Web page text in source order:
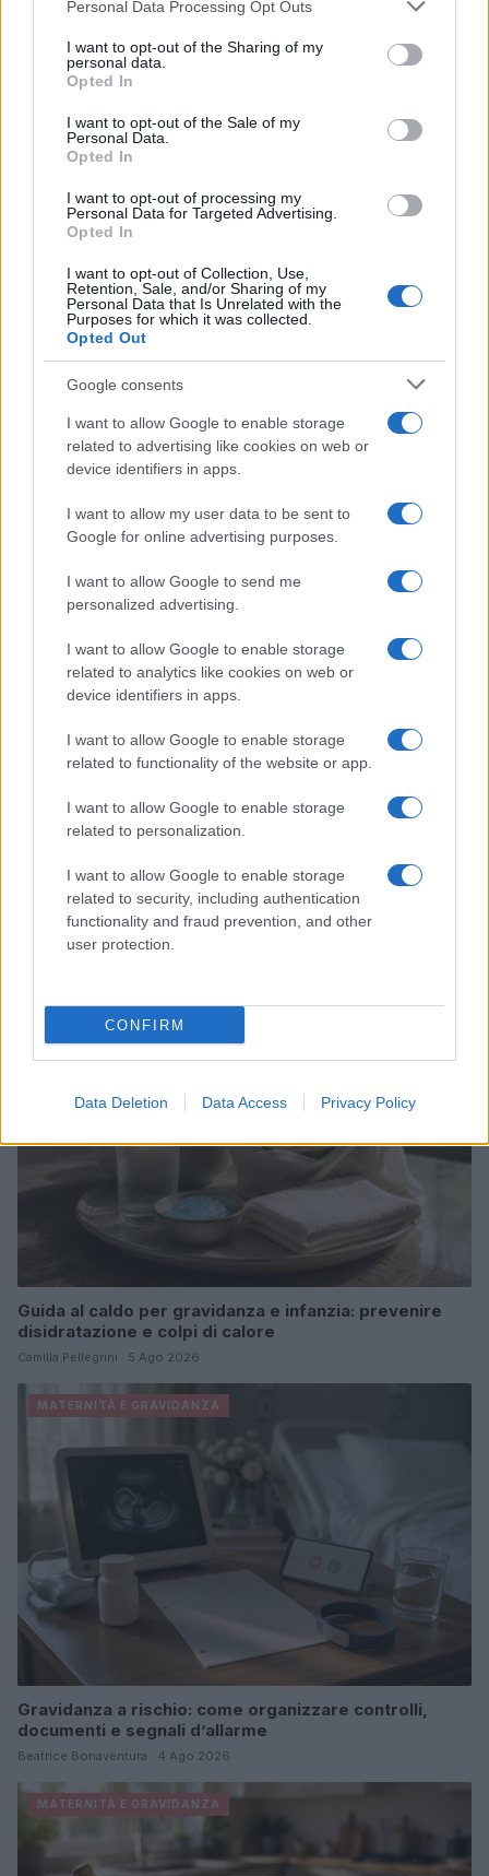
not limited to your visit or usage behaviour. You may click to
grant or deny consent to Google and its third-party tags to
use your data for below specified purposes in below Google
consent section.
Personal Data Processing Opt Outs
I want to opt-out of the Sharing of my
personal data.
Opted In
I want to opt-out of the Sale of my
Personal Data.
Opted In
I want to opt-out of processing my
Personal Data for Targeted Advertising.
Opted In
I want to opt-out of Collection, Use,
Retention, Sale, and/or Sharing of my
Personal Data that Is Unrelated with the
Purposes for which it was collected.
Opted Out
Google consents
I want to allow Google to enable storage
related to advertising like cookies on web or
device identifiers in apps.
I want to allow my user data to be sent to
Google for online advertising purposes.
I want to allow Google to send me
personalized advertising.
I want to allow Google to enable storage
related to analytics like cookies on web or
device identifiers in apps.
I want to allow Google to enable storage
related to functionality of the website or app.
I want to allow Google to enable storage
related to personalization.
I want to allow Google to enable storage
related to security, including authentication
functionality and fraud prevention, and other
user protection.
CONFIRM
Data Deletion Data Access Privacy Policy
orienta verso servizi specialistici quando serve. La
presenza di una figura competente che valida le
emozioni della madre e suggerisce strategie per la
gestione del sonno, dei compiti quotidiani e della
prevenire l’aggravarsi dei sintomi. Anche il
coinvolgimento del partner e della famiglia è parte
integrante di un percorso di cura efficace.
AUTORE
AiAdhubMedia
Continua a leggere
MATERNITÀ E GRAVIDANZA
Guida al caldo per gravidanza e infanzia: prevenire
disidratazione e colpi di calore
Camilla Pellegrini · 5 Ago 2026
MATERNITÀ E GRAVIDANZA
Gravidanza a rischio: come organizzare controlli,
documenti e segnali d’allarme
Beatrice Bonaventura · 4 Ago 2026
MATERNITÀ E GRAVIDANZA